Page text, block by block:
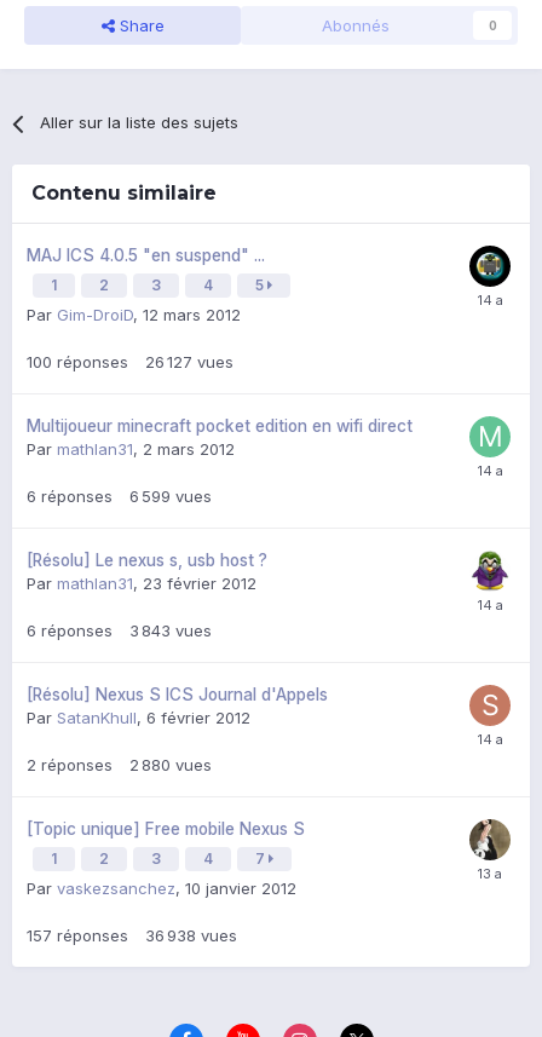
Share Abonnés 0
Aller sur la liste des sujets
Contenu similaire
MAJ ICS 4.0.5 "en suspend" ...
1 2 3 4 5
Par Gim-DroiD, 12 mars 2012
100 réponses 26 127 vues
Multijoueur minecraft pocket edition en wifi direct
Par mathlan31, 2 mars 2012
6 réponses 6 599 vues
[Résolu] Le nexus s, usb host ?
Par mathlan31, 23 février 2012
6 réponses 3 843 vues
[Résolu] Nexus S ICS Journal d'Appels
Par SatanKhull, 6 février 2012
2 réponses 2 880 vues
[Topic unique] Free mobile Nexus S
1 2 3 4 7
Par vaskezsanchez, 10 janvier 2012
157 réponses 36 938 vues